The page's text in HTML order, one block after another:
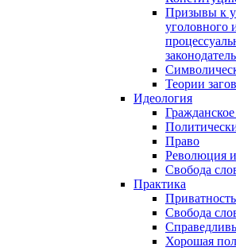
Призывы к
уголовного
Теории
Идеология
Право
Революция
Свобода
Практика
Приватность
Свобода
Хорошая